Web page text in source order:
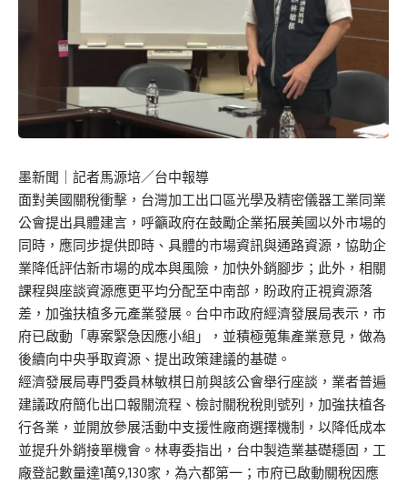
墨新聞 ｜記者馬源培／台中報導
面對美國關稅衝擊，台灣加工出口區光學及精密儀器工業同業
公會提出具體建言，呼籲政府在鼓勵企業拓展美國以外市場的
同時，應同步提供即時、具體的市場資訊與通路資源，協助企
業降低評估新市場的成本與風險，加快外銷腳步；此外，相關
課程與座談資源應更平均分配至中南部，盼政府正視資源落
差，加強扶植多元產業發展。台中市政府經濟發展局表示，市
府已啟動「專案緊急因應小組」，並積極蒐集產業意見，做為
後續向中央爭取資源、提出政策建議的基礎。
經濟發展局專門委員林敏棋日前與該公會舉行座談，業者普遍
建議政府簡化出口報關流程、檢討關稅稅則號列，加強扶植各
行各業，並開放參展活動中支援性廠商選擇機制，以降低成本
並提升外銷接單機會。林專委指出，台中製造業基礎穩固，工
廠登記數量達1萬9,130家，為六都第一；市府已啟動關稅因應